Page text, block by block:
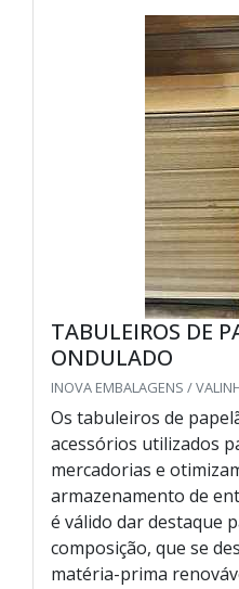
TABULEIROS DE
ONDULADO
INOVA EMBALAGENS /
Os tabuleiros de
acessórios utilizados
mercadorias e
armazenamento de
é válido dar destaque
composição, que se
matéria-prima